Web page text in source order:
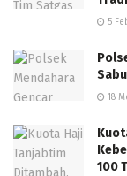
5
18
100